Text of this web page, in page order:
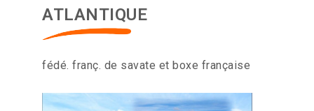
ATLANTIQUE
fédé. franç. de savate et boxe française